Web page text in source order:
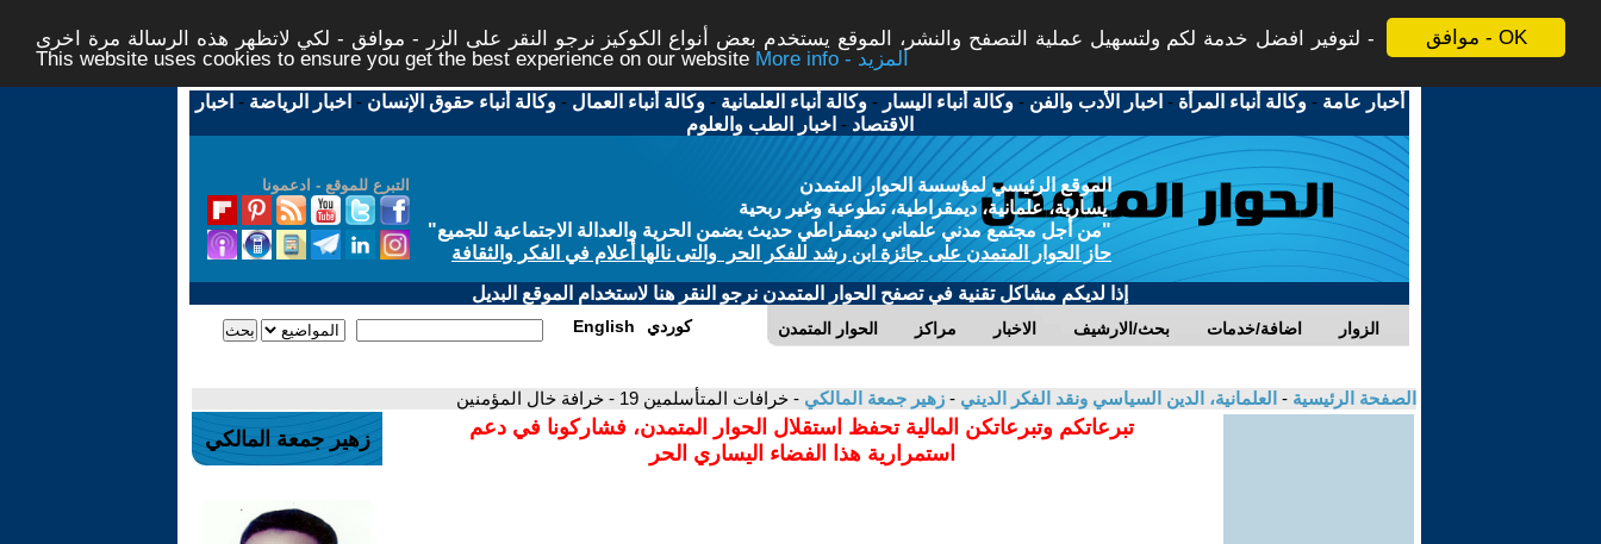
موافق - OK
لتوفير افضل خدمة لكم ولتسهيل عملية التصفح والنشر، الموقع يستخدم بعض أنواع الكوكيز نرجو النقر على الزر - موافق - لكي لاتظهر هذه الرسالة مرة اخرى -
This website uses cookies to ensure you get the best experience on our website
More info - المزيد
أخبار عامة -وكالة أنباء المرأة - اخبار الأدب والفن -وكالة أنباء اليسار -وكالة أنباء العلمانية -وكالة أنباء العمال -وكالة أنباء حقوق الإنسان - اخبار الرياضة - اخبار
الاقتصاد - اخبار الطب والعلوم
التبرع للموقع - ادعمونا
الموقع الرئيسي لمؤسسة الحوار المتمدن
يسارية، علمانية، ديمقراطية، تطوعية وغير ربحية
"من أجل مجتمع مدني علماني ديمقراطي حديث يضمن الحرية والعدالة الاجتماعية للجميع"
حاز الحوار المتمدن على جائزة ابن رشد للفكر الحر والتى نالها أعلام في الفكر والثقافة
إذا لديكم مشاكل تقنية في تصفح الحوار المتمدن نرجو النقر هنا لاستخدام الموقع البديل
الحوار المتمدن مراكز الاخبار بحث/الارشيف اضافة/خدمات الزوار English كوردي
الصفحة الرئيسية - العلمانية، الدين السياسي ونقد الفكر الديني - زهير جمعة المالكي - خرافات المتأسلمين 19 - خرافة خال المؤمنين
تبرعاتكم وتبرعاتكن المالية تحفظ استقلال الحوار المتمدن، فشاركونا في دعم
استمرارية هذا الفضاء اليساري الحر
زهير جمعة المالكي